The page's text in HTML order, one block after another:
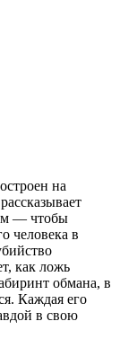
на
— чтобы
человека в
как ложь
обмана, в
Каждая его
в свою